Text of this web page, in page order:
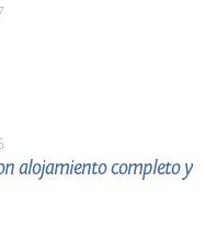
alojamiento completo y